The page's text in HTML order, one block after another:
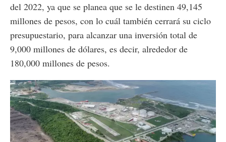
del 2022, ya que se planea que se le destinen 49,145
millones de pesos, con lo cuál también cerrará su ciclo
presupuestario, para alcanzar una inversión total de
9,000 millones de dólares, es decir, alrededor de
180,000 millones de pesos.